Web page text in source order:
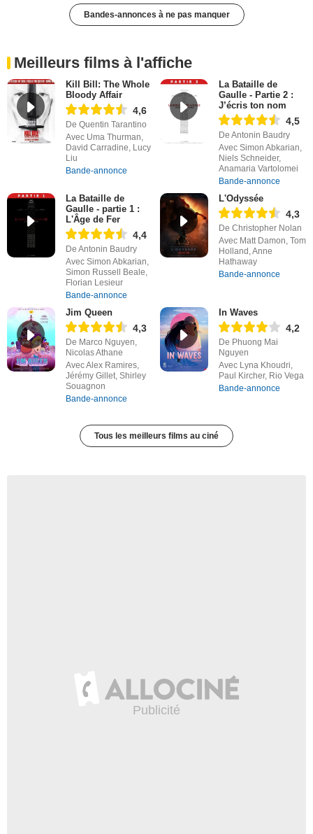
Bandes-annonces à ne pas manquer
Meilleurs films à l'affiche
Kill Bill: The Whole
Bloody Affair
4,6
De Quentin Tarantino
Avec Uma Thurman,
David Carradine, Lucy
Liu
Bande-annonce
La Bataille de
Gaulle - Partie 2 :
J’écris ton nom
4,5
De Antonin Baudry
Avec Simon Abkarian,
Niels Schneider,
Anamaria Vartolomei
Bande-annonce
La Bataille de
Gaulle - partie 1 :
L'Âge de Fer
4,4
De Antonin Baudry
Avec Simon Abkarian,
Simon Russell Beale,
Florian Lesieur
Bande-annonce
L'Odyssée
4,3
De Christopher Nolan
Avec Matt Damon, Tom
Holland, Anne
Hathaway
Bande-annonce
Jim Queen
4,3
De Marco Nguyen,
Nicolas Athane
Avec Alex Ramires,
Jérémy Gillet, Shirley
Souagnon
Bande-annonce
In Waves
4,2
De Phuong Mai
Nguyen
Avec Lyna Khoudri,
Paul Kircher, Rio Vega
Bande-annonce
Tous les meilleurs films au ciné